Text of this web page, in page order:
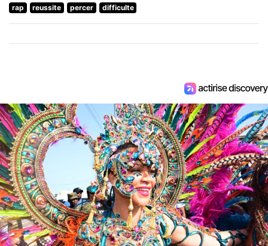
rap reussite percer difficulte